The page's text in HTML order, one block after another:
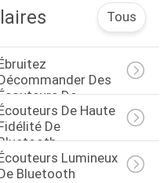
Tous
Des
De
De Haute
De
Lumineux
Bluetooth